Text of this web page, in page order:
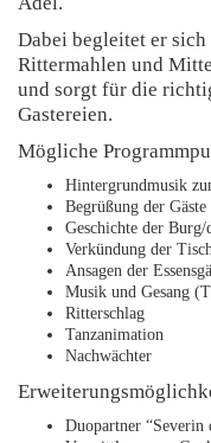
Dabei begleitet er
Rittermahlen und
und sorgt für die
Gastereien.
Mögliche
Hintergrundmusik
Begrüßung der Gäste
Geschichte der
Verkündung der
Ansagen der
Musik und Gesang
Ritterschlag
Tanzanimation
Nachwächter
Duopartner “Severin